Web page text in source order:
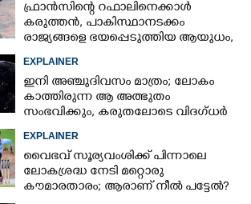
ഫ്രാൻസിന്റെ റഫാലിനെക്കാൾ
കരുത്തൻ,​ പാകിസ്ഥാനടക്കം
രാജ്യങ്ങളെ ഭയപ്പെടുത്തിയ ആയുധം,​
ഇന്ത്യ നിർമ്മിച്ച എണ്ണം 100ലേക്ക്
EXPLAINER
ഇനി അഞ്ചുദിവസം മാത്രം; ലോകം
കാത്തിരുന്ന ആ അത്ഭുതം
സംഭവിക്കും, കരുതലോടെ വിദഗ്ധർ
EXPLAINER
വൈഭവ് സൂര്യവംശിക്ക് പിന്നാലെ
ലോകശ്രദ്ധ നേടി മറ്റൊരു
കൗമാരതാരം; ആരാണ് നീൽ പട്ടേൽ?